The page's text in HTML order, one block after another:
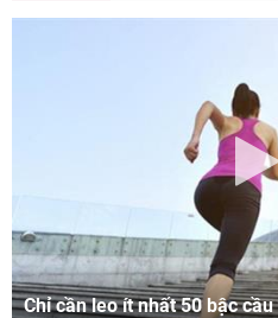
Chỉ cần leo ít nhất 50 bậc